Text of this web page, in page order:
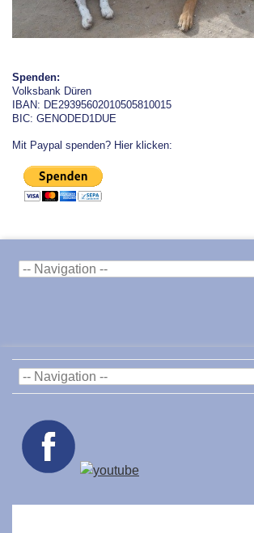
Spenden:
Volksbank Düren
IBAN: DE29395602010505810015
BIC: GENODED1DUE
Mit Paypal spenden? Hier klicken: